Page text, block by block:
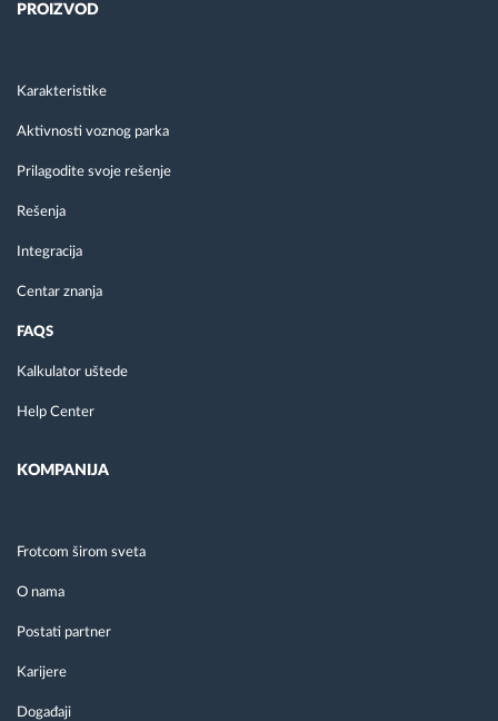
PROIZVOD
Karakteristike
Aktivnosti voznog parka
Prilagodite svoje rešenje
Rešenja
Integracija
Centar znanja
FAQS
Kalkulator uštede
Help Center
KOMPANIJA
Frotcom širom sveta
O nama
Postati partner
Karijere
Događaji